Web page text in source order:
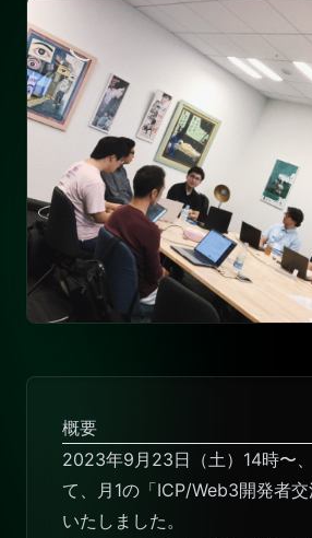
概要
2023年9月23日（土）14時〜
て、月1の「ICP/Web3開発者
いたしました。